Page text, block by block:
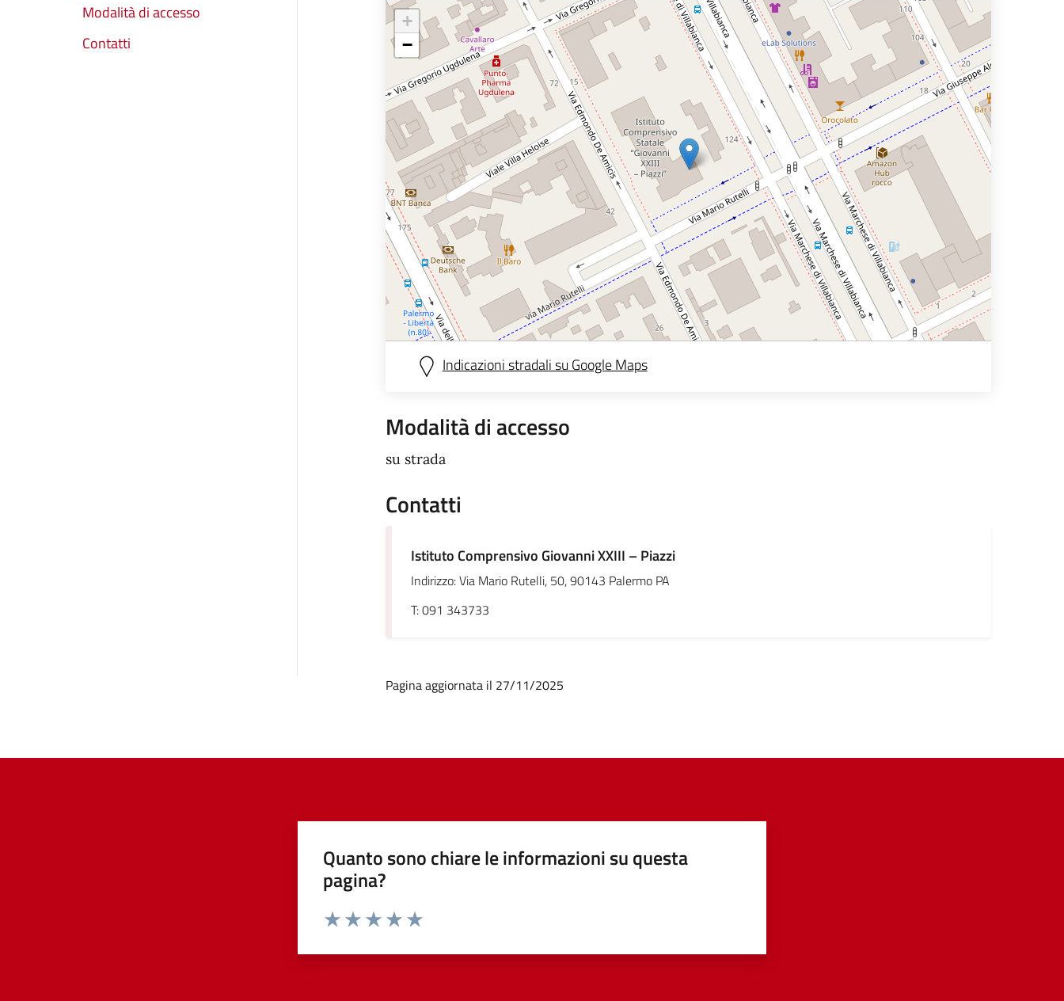
Modalità di accesso
Contatti
+
−
Indicazioni stradali su Google Maps
Modalità di accesso
su strada
Contatti
Istituto Comprensivo Giovanni XXIII – Piazzi
Indirizzo: Via Mario Rutelli, 50, 90143 Palermo PA
T: 091 343733
Pagina aggiornata il 27/11/2025
Quanto sono chiare le informazioni su questa
pagina?